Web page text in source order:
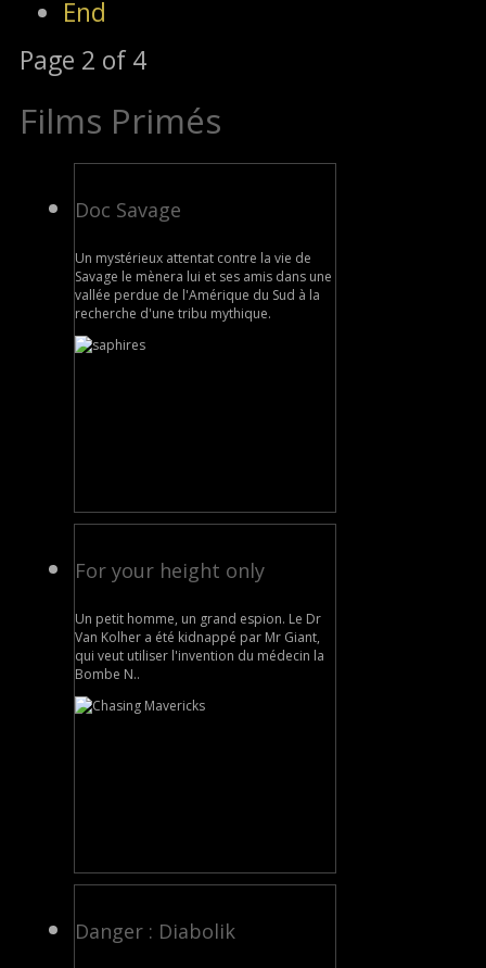
End
Page 2 of 4
Films Primés
Doc Savage
Un mystérieux attentat contre la vie de
Savage le mènera lui et ses amis dans une
vallée perdue de l'Amérique du Sud à la
recherche d'une tribu mythique.
For your height only
Un petit homme, un grand espion. Le Dr
Van Kolher a été kidnappé par Mr Giant,
qui veut utiliser l'invention du médecin la
Bombe N..
Danger : Diabolik